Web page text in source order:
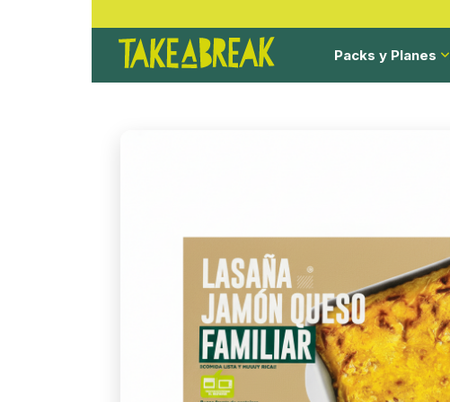
Packs y Planes